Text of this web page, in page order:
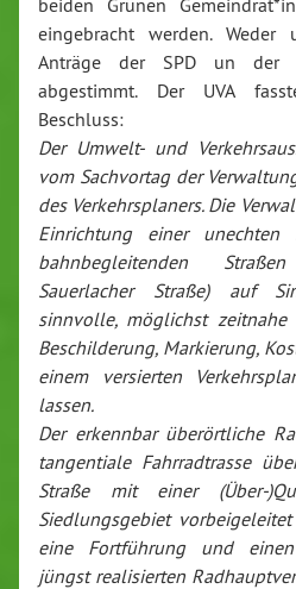
eingebracht werden.
Anträge der SPD un der
abgestimmt. Der UVA
Beschluss:
Der Umwelt- und
vom Sachvortag der
des Verkehrsplaners. Die
Einrichtung einer unechten
bahnbegleitenden
Sauerlacher Straße) auf
sinnvolle, möglichst zeitnahe
Beschilderung, Markierung,
einem versierten
lassen.
Der erkennbar überörtliche
tangentiale Fahrradtrasse
Straße mit einer (Über-
Siedlungsgebiet
eine Fortführung und
jüngst realisierten